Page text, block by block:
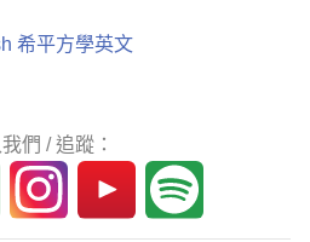
希平方學英文
們 / 追蹤：